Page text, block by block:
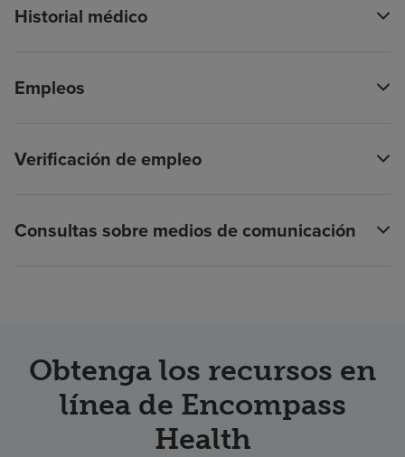
Historial médico
Empleos
Verificación de empleo
Consultas sobre medios de comunicación
Obtenga los recursos en
línea de Encompass
Health